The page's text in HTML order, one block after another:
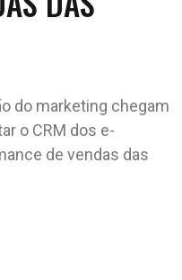
do marketing chegam
o CRM dos e-
de vendas das